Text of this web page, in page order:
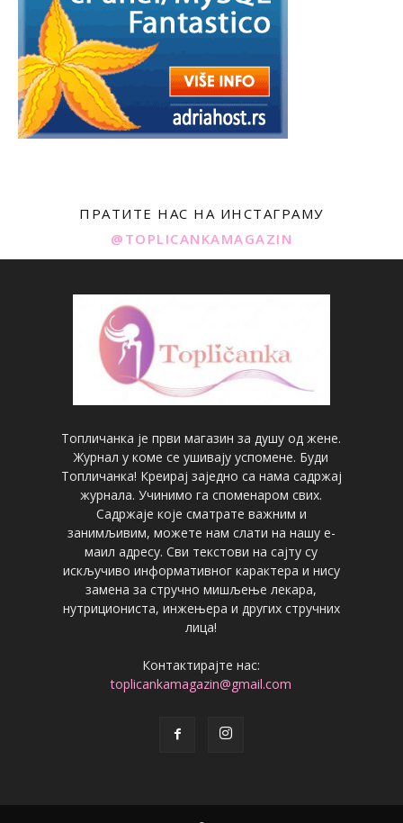
ПРАТИТЕ НАС НА ИНСТАГРАМУ
@TOPLICANKAMAGAZIN
Топличанка је први магазин за душу од жене.
Журнал у коме се ушивају успомене. Буди
Топличанка! Креирај заједно са нама садржај
журнала. Учинимо га споменаром свих.
Садржаје које сматрате важним и
занимљивим, можете нам слати на нашу е-
маил адресу. Сви текстови на сајту су
искључиво информативног карактера и нису
замена за стручно мишљење лекара,
нутрициониста, инжењера и других стручних
лица!
Контактирајте нас:
toplicankamagazin@gmail.com